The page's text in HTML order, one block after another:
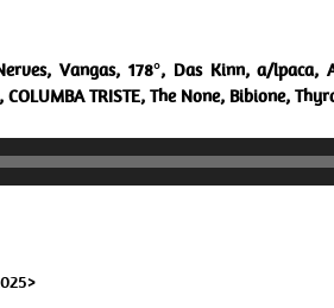
Vangas, 178°, Das Kinn, a/lpaca,
TRISTE, The None, Bibione,